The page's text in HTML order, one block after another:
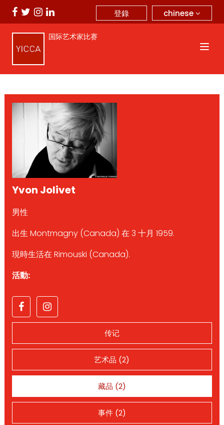
chinese
登錄
国际艺术家比赛
Yvon Jolivet
男性
出生 Montmagny (Canada) 在 3 十月 1959.
現時生活在 Rimouski (Canada).
活動:
传记
艺术品 (2)
藏品 (2)
事件 (2)